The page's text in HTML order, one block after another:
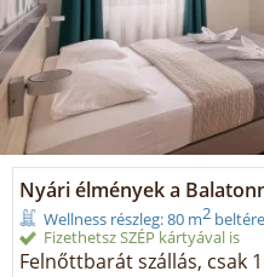
Nyári élmények a
Wellness részleg: 80 m2
Fizethetsz SZÉP kártyával is
Felnőttbarát szállás, csak